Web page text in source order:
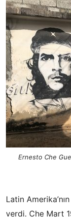
Ernesto Che
Latin
verdi. Che Mart